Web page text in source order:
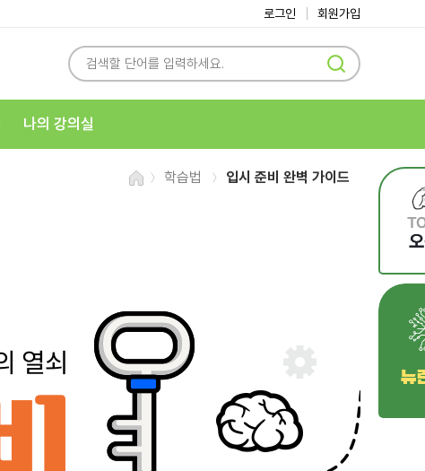
로그인 회원가입
나의 강의실
학습법 입시 준비 완벽 가이드